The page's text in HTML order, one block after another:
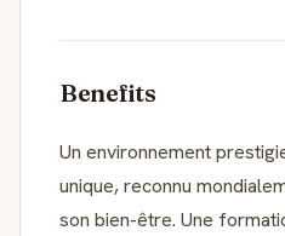
Benefits
Un environnement
unique, reconnu
son bien-être. Une